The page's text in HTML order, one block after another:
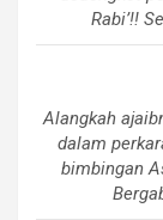
Rabi’!!
Alangkah
dalam
bimbingan